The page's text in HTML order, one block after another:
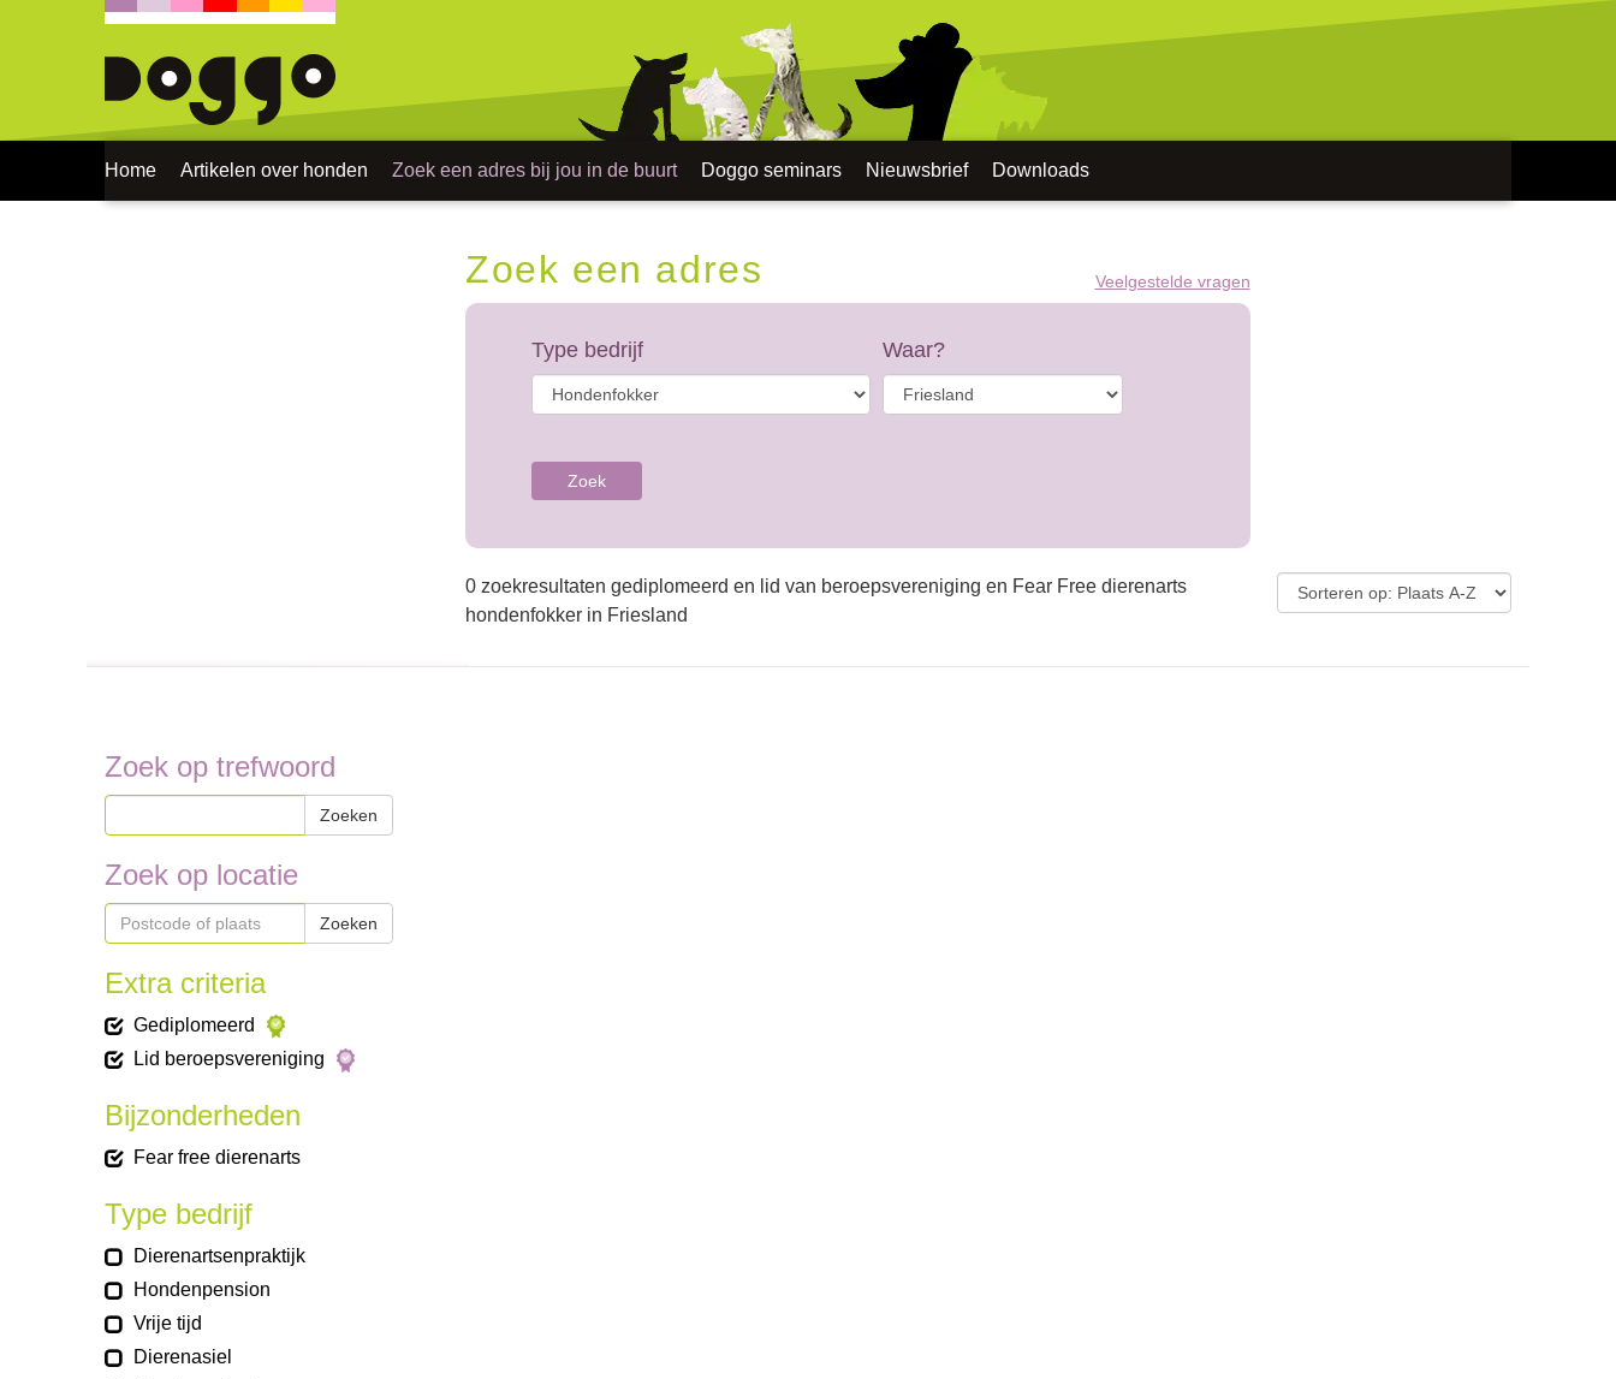
Home Artikelen over honden Zoek een adres bij jou in de buurt Doggo seminars Nieuwsbrief Downloads
Zoek een adres Veelgestelde vragen
Type bedrijf Waar?
Zoek
0 zoekresultaten gediplomeerd en lid van beroepsvereniging en Fear Free dierenarts
hondenfokker in Friesland
Zoek op trefwoord
Zoeken
Zoek op locatie
Zoeken
Extra criteria
Gediplomeerd
Lid beroepsvereniging
Bijzonderheden
Fear free dierenarts
Type bedrijf
Dierenartsenpraktijk
Hondenpension
Vrije tijd
Dierenasiel